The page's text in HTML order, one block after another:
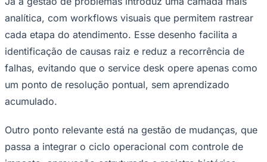
conhecimento e integração multicanal. Ao centralizar
informações e conectar diferentes sistemas via API, o
Milldesk viabiliza a construção de uma base de
conhecimento acessível e reutilizável, além de suportar
portais de autoatendimento. Esse modelo reduz a
dependência de intervenção humana em demandas